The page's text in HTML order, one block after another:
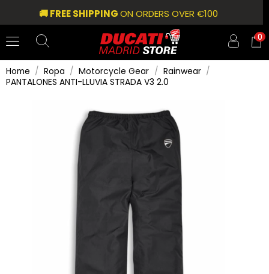
🚚 FREE SHIPPINGON ORDERS OVER €100
0
Home Ropa Motorcycle Gear
Rainwear
PANTALONES ANTI-LLUVIA STRADA V3 2.0